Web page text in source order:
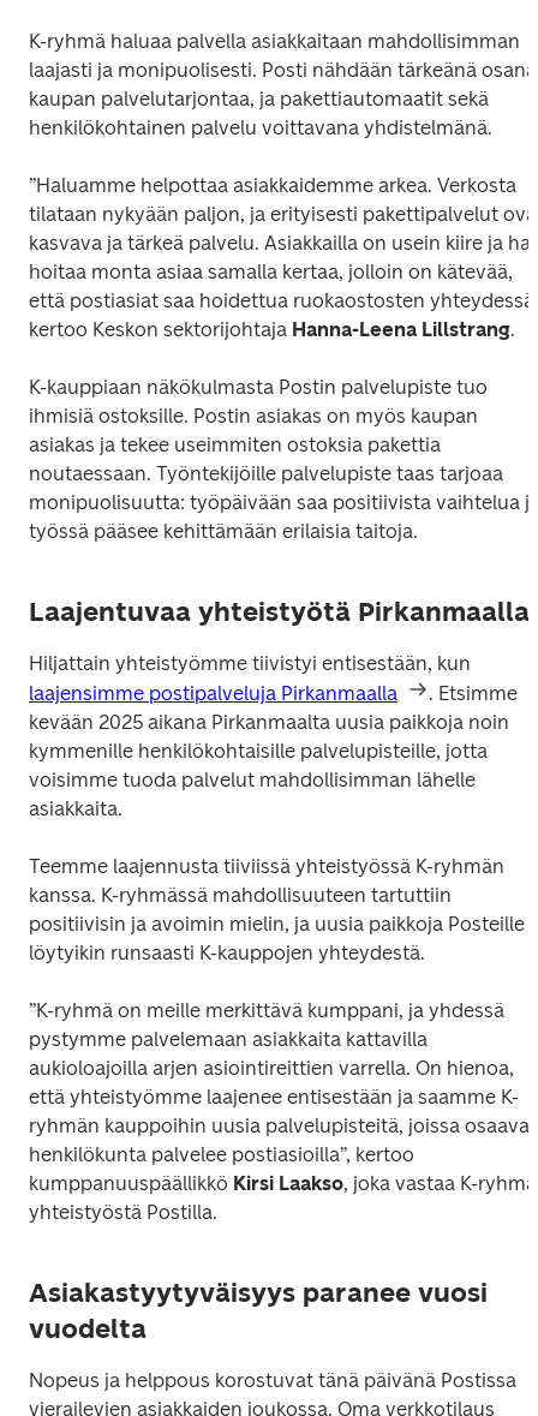
K-ryhmä haluaa palvella asiakkaitaan mahdollisimman
laajasti ja monipuolisesti. Posti nähdään tärkeänä osana
kaupan palvelutarjontaa, ja pakettiautomaatit sekä
henkilökohtainen palvelu voittavana yhdistelmänä.
”Haluamme helpottaa asiakkaidemme arkea. Verkosta
tilataan nykyään paljon, ja erityisesti pakettipalvelut
kasvava ja tärkeä palvelu. Asiakkailla on usein kiire ja
hoitaa monta asiaa samalla kertaa, jolloin on kätevää,
että postiasiat saa hoidettua ruokaostosten
kertoo Keskon sektorijohtaja Hanna-Leena Lillstrang.
K-kauppiaan näkökulmasta Postin palvelupiste tuo
ihmisiä ostoksille. Postin asiakas on myös kaupan
asiakas ja tekee useimmiten ostoksia pakettia
noutaessaan. Työntekijöille palvelupiste taas tarjoaa
monipuolisuutta: työpäivään saa positiivista vaihtelua
työssä pääsee kehittämään erilaisia taitoja.
Laajentuvaa yhteistyötä Pirkanmaalla
laajensimme postipalveluja Pirkanmaalla
. Etsimme
kevään 2025 aikana Pirkanmaalta uusia paikkoja noin
kymmenille henkilökohtaisille palvelupisteille, jotta
voisimme tuoda palvelut mahdollisimman lähelle
asiakkaita.
Teemme laajennusta tiiviissä yhteistyössä K-ryhmän
kanssa. K-ryhmässä mahdollisuuteen tartuttiin
positiivisin ja avoimin mielin, ja uusia paikkoja Posteille
löytyikin runsaasti K-kauppojen yhteydestä.
”K-ryhmä on meille merkittävä kumppani, ja yhdessä
pystymme palvelemaan asiakkaita kattavilla
aukioloajoilla arjen asiointireittien varrella. On hienoa,
että yhteistyömme laajenee entisestään ja saamme K-
ryhmän kauppoihin uusia palvelupisteitä, joissa osaava
henkilökunta palvelee postiasioilla”, kertoo
kumppanuuspäällikkö Kirsi Laakso, joka vastaa K-
yhteistyöstä Postilla.
Asiakastyytyväisyys paranee vuosi
vuodelta
Nopeus ja helppous korostuvat tänä päivänä Postissa
vierailevien asiakkaiden joukossa. Oma verkkotilaus